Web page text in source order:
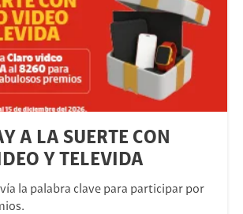
A LA SUERTE CON
Y TELEVIDA
la palabra clave para participar por